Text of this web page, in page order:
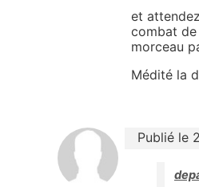
et
combat
morceau
Médité la
Publié le